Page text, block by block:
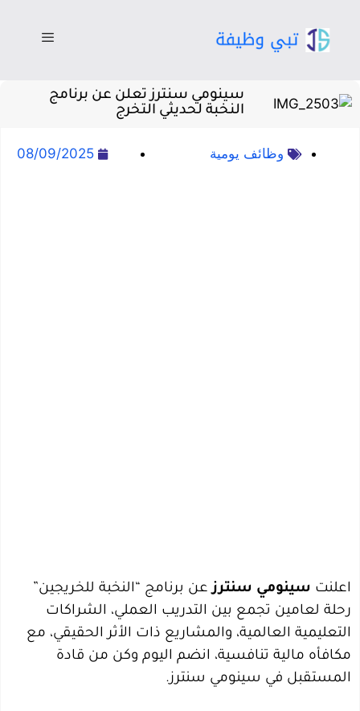
سينومي سنترز تعلن عن برنامج
النخبة لحديثي التخرج
وظائف يومية 08/09/2025
اعلنت سينومي سنترزعن برنامج “النخبة للخريجين”
رحلة لعامين تجمع بين التدريب العملي، الشراكات
التعليمية العالمية، والمشاريع ذات الأثر الحقيقي، مع
مكافأه مالية تنافسية، انضم اليوم وكن من قادة
المستقبل في سينومي سنترز.